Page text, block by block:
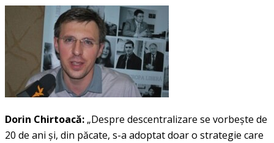
Dorin Chirtoacă: „Despre descentralizare se vorbeşte de
20 de ani şi, din păcate, s-a adoptat doar o strategie care